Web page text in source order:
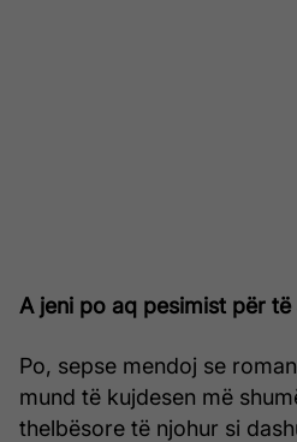
A jeni po aq pesimist për
Po, sepse mendoj se
mund të kujdesen më
thelbësore të njohur si